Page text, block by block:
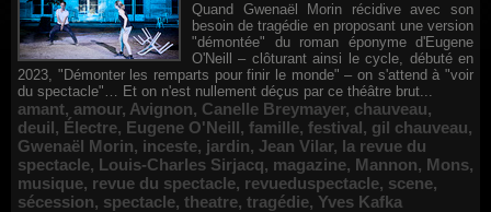
Quand Gwenaël Morin récidive avec son
besoin de tragédie en proposant une version
"démontée" du roman éponyme d'Eugene
O'Neill – clôturant ainsi le cycle, débuté en
2023, "Démonter les remparts pour finir le monde" – on s'attend à "voir
du spectacle"… Et on n'est nullement déçus par ce théâtre brut...
amant, amour, Avignon, Canelle Breymayer, chauveau,
deuil, Électre, Eugene O'Neill, famille, festival, gil chauveau,
Gwenaël Morin, inceste, jardin, Jean Vilar, la revue du
spectacle, Louis-Charles Sirjacq, magazine, Mannon, Mons,
musique, revue du spectacle, revueduspectacle, scene,
sécession, spectacle, theatre, tragédie, Yves Kafka